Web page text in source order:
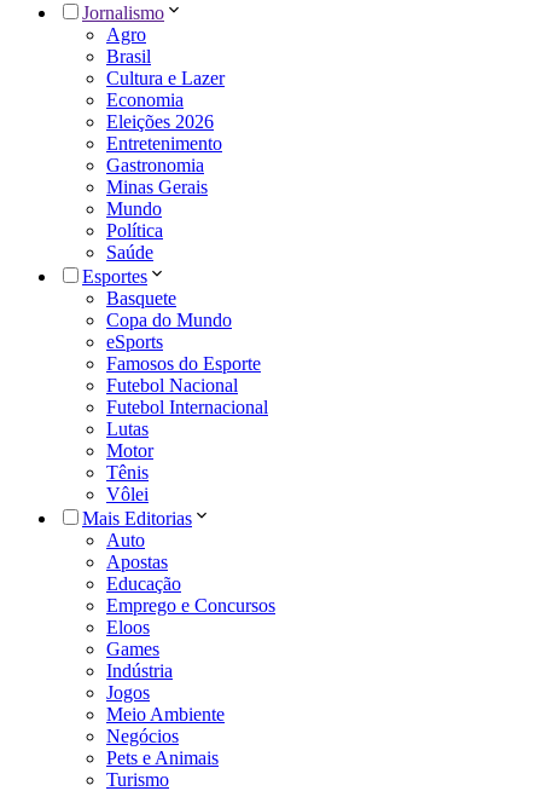
Jornalismo
Agro
Brasil
Cultura e Lazer
Economia
Eleições 2026
Entretenimento
Gastronomia
Minas Gerais
Mundo
Política
Saúde
Esportes
Basquete
Copa do Mundo
eSports
Famosos do Esporte
Futebol Nacional
Futebol Internacional
Lutas
Motor
Tênis
Vôlei
Mais Editorias
Auto
Apostas
Educação
Emprego e Concursos
Eloos
Games
Indústria
Jogos
Meio Ambiente
Negócios
Pets e Animais
Turismo